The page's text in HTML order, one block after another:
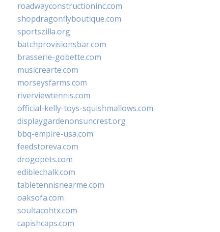
roadwayconstructioninc.com
shopdragonflyboutique.com
sportszilla.org
batchprovisionsbar.com
brasserie-gobette.com
musicrearte.com
morseysfarms.com
riverviewtennis.com
official-kelly-toys-squishmallows.com
displaygardenonsuncrest.org
bbq-empire-usa.com
feedstoreva.com
drogopets.com
ediblechalk.com
tabletennisnearme.com
oaksofa.com
soultacohtx.com
capishcaps.com